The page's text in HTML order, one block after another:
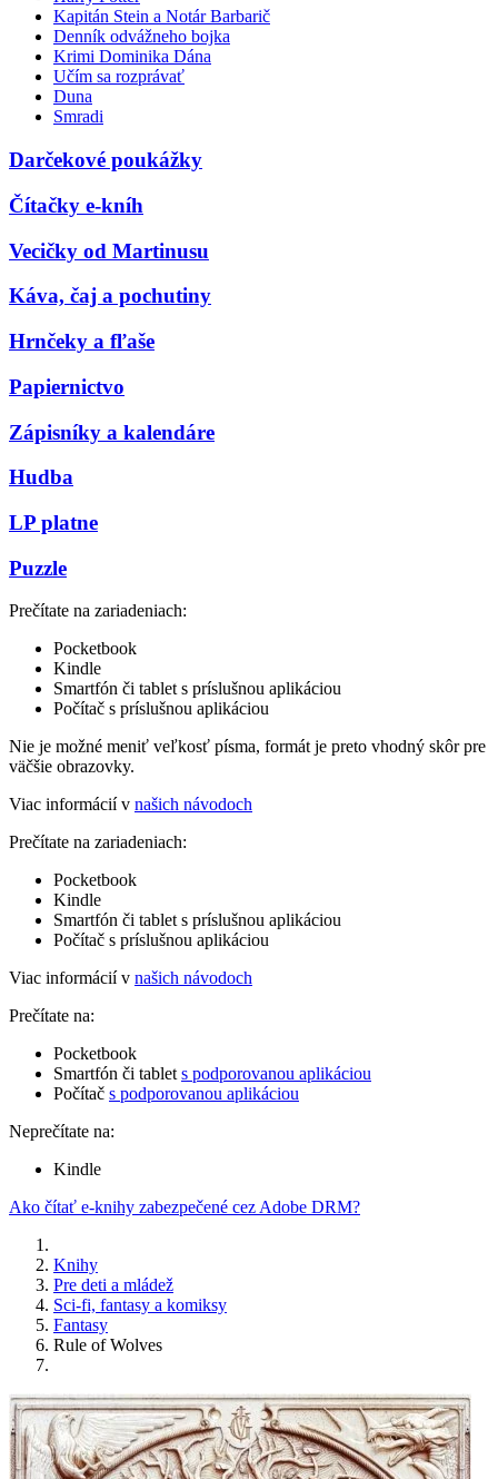
Kapitán Stein a Notár Barbarič
Denník odvážneho bojka
Krimi Dominika Dána
Učím sa rozprávať
Duna
Smradi
Darčekové poukážky
Čítačky e-kníh
Vecičky od Martinusu
Káva, čaj a pochutiny
Hrnčeky a fľaše
Papiernictvo
Zápisníky a kalendáre
Hudba
LP platne
Puzzle
Prečítate na zariadeniach:
Pocketbook
Kindle
Smartfón či tablet s príslušnou aplikáciou
Počítač s príslušnou aplikáciou
Nie je možné meniť veľkosť písma, formát je preto vhodný skôr pre
väčšie obrazovky.
Viac informácií v našich návodoch
Prečítate na zariadeniach:
Pocketbook
Kindle
Smartfón či tablet s príslušnou aplikáciou
Počítač s príslušnou aplikáciou
Viac informácií v našich návodoch
Prečítate na:
Pocketbook
Smartfón či tablet s podporovanou aplikáciou
Počítač s podporovanou aplikáciou
Neprečítate na:
Kindle
Ako čítať e-knihy zabezpečené cez Adobe DRM?
Knihy
Pre deti a mládež
Sci-fi, fantasy a komiksy
Fantasy
Rule of Wolves